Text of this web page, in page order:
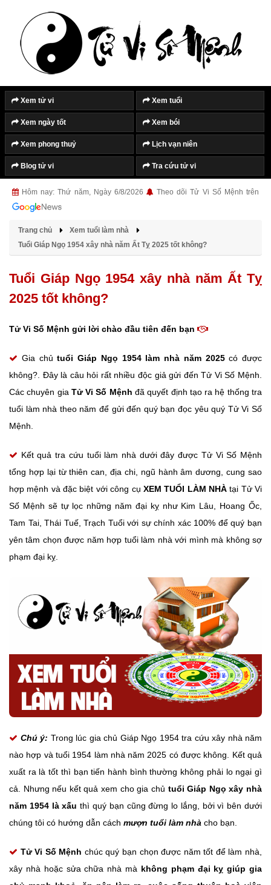
Xem tử vi Xem tuổi
Xem ngày tốt Xem bói
Xem phong thuỷ Lịch vạn niên
Blog tử vi Tra cứu tử vi
Hôm nay: Thứ năm, Ngày 6/8/2026 Theo dõi Tử Vi Số Mệnh trên
Trang chủ
Xem tuổi làm nhà
Tuổi Giáp Ngọ 1954 xây nhà năm Ất Tỵ 2025 tốt không?
Tuổi Giáp Ngọ 1954 xây nhà năm Ất Tỵ
2025 tốt không?
Tử Vi Số Mệnh gửi lời chào đầu tiên đến bạn
Gia chủtuổi Giáp Ngọ 1954 làm nhà năm 2025có được
không?. Đây là câu hỏi rất nhiều độc giả gửi đến Tử Vi Số Mệnh.
Các chuyên gia Tử Vi Số Mệnh đã quyết định tạo ra hệ thống tra
tuổi làm nhà theo năm để gửi đến quý bạn đọc yêu quý Tử Vi Số
Mệnh.
Kết quả tra cứu tuổi làm nhà dưới đây được Tử Vi Số Mệnh
tổng hợp lại từ thiên can, địa chi, ngũ hành âm dương, cung sao
hợp mệnh và đặc biệt với công cụ XEM TUỔI LÀM NHÀtại Tử Vi
Số Mệnh sẽ tự lọc những năm đại kỵ như Kim Lâu, Hoang Ốc,
Tam Tai, Thái Tuế, Trạch Tuổi với sự chính xác 100% để quý bạn
yên tâm chọn được năm hợp tuổi làm nhà với mình mà không sợ
phạm đại kỵ.
Chú ý: Trong lúc gia chủ Giáp Ngọ 1954 tra cứu xây nhà năm
nào hợp và tuổi 1954 làm nhà năm 2025 có được không. Kết quả
xuất ra là tốt thì bạn tiến hành bình thường không phải lo ngại gì
cả. Nhưng nếu kết quả xem cho gia chủ tuổi Giáp Ngọ xây nhà
năm 1954 là xấu thì quý bạn cũng đừng lo lắng, bởi vì bên dưới
chúng tôi có hướng dẫn cách mượn tuổi làm nhà cho bạn.
Tử Vi Số Mệnh chúc quý bạn chọn được năm tốt để làm nhà,
xây nhà hoặc sửa chữa nhà mà không phạm đại kỵ giúp gia